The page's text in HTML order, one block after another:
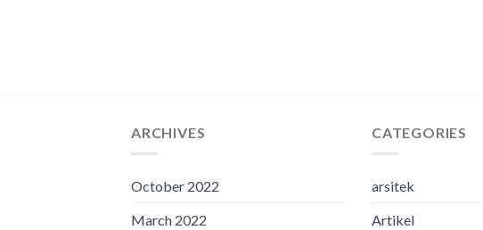
ARCHIVES
October 2022
March 2022
CATEGORIES
arsitek
Artikel